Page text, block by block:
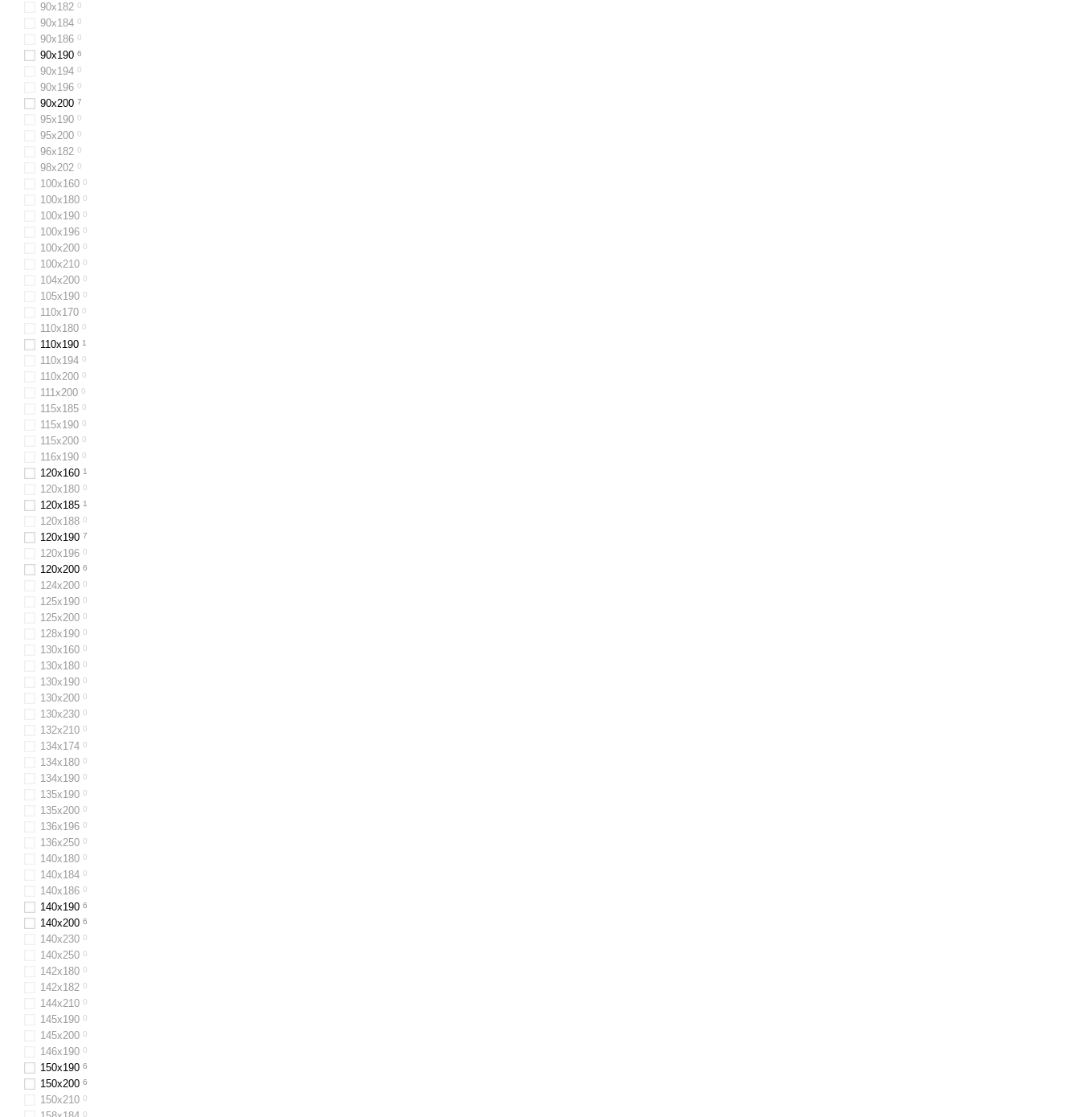
90х182 0
90х184 0
90x186 0
90x190 6
90х194 0
90x196 0
90x200 7
95х190 0
95х200 0
96х182 0
98х202 0
100x160 0
100х180 0
100х190 0
100х196 0
100x200 0
100х210 0
104x200 0
105х190 0
110х170 0
110x180 0
110x190 1
110x194 0
110х200 0
111x200 0
115х185 0
115х190 0
115х200 0
116x190 0
120x160 1
120x180 0
120x185 1
120х188 0
120x190 7
120х196 0
120x200 6
124x200 0
125х190 0
125х200 0
128x190 0
130х160 0
130x180 0
130х190 0
130x200 0
130x230 0
132х210 0
134х174 0
134х180 0
134х190 0
135х190 0
135х200 0
136х196 0
136x250 0
140х180 0
140х184 0
140х186 0
140x190 6
140x200 6
140x230 0
140x250 0
142x180 0
142х182 0
144х210 0
145х190 0
145х200 0
146х190 0
150x190 6
150x200 6
150х210 0
0